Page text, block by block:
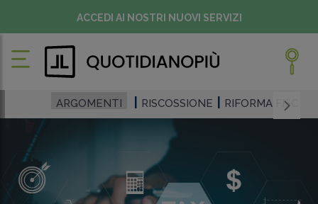
ACCEDI AI NOSTRI NUOVI SERVIZI
ARGOMENTI RISCOSSIONE RIFORMA FISCALE